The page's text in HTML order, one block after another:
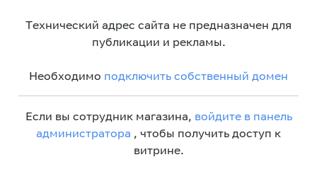
Технический адрес сайта не предназначен для
публикации и рекламы.
Необходимо подключить собственный домен
Если вы сотрудник магазина, войдите в панель
администратора , чтобы получить доступ к
витрине.